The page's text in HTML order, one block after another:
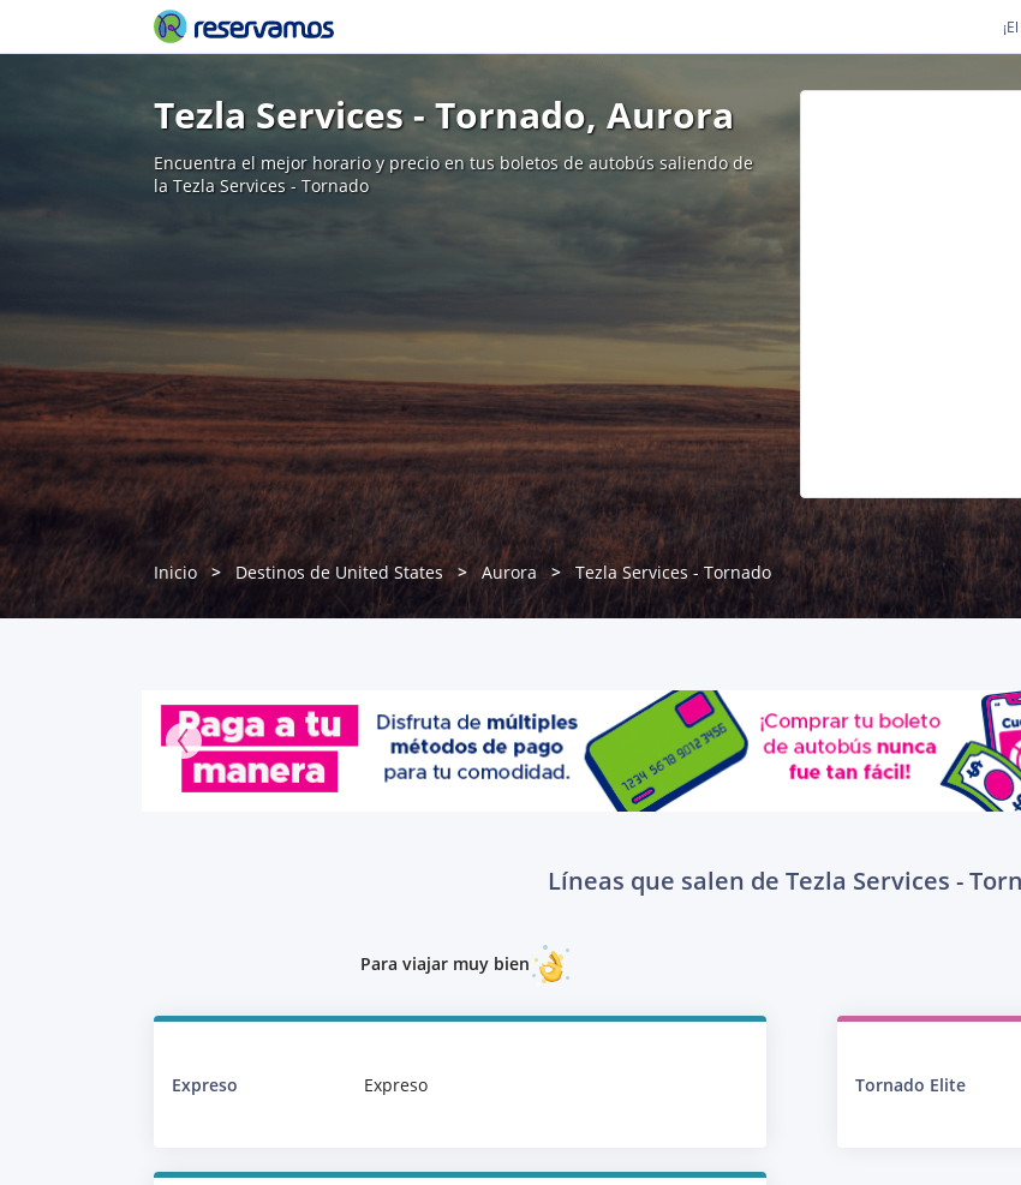
Tezla Services - Tornado, Aurora
Encuentra el mejor horario y precio en tus boletos de autobús saliendo de
la Tezla Services - Tornado
Inicio Destinos de United States Aurora Tezla Services - Tornado
Líneas que salen de Tezla Services -
Para viajar muy bien
Expreso Expreso Tornado Elite